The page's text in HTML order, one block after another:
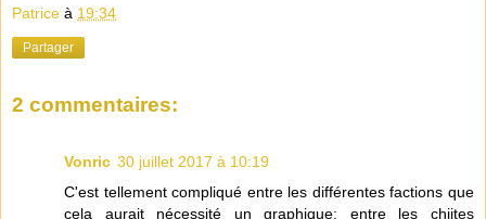
Patrice à 19:34
Partager
2 commentaires:
Vonric 30 juillet 2017 à 10:19
C'est tellement compliqué entre les différentes factions que
cela aurait nécessité un graphique: entre les chiites